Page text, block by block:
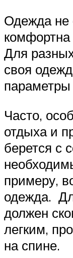
Одежда не
Для
своя
Часто,
отдыха и
берется с
примеру,
одежда.
должен
легким,
на спине.